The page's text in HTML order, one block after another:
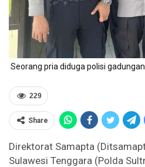
Seorang pria diduga polisi
229
Share
Direktorat Samapta
Sulawesi Tenggara (Polda